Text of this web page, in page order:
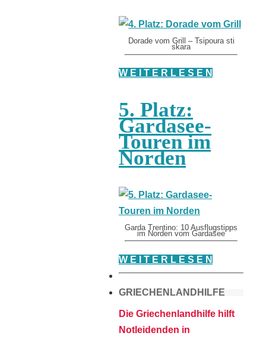
Dorade vom Grill – Tsipoura sti
skara
W E I T E R L E S E N
5. Platz:
Gardasee-
Touren im
Norden
Garda Trentino: 10 Ausflugstipps
im Norden vom Gardasee
W E I T E R L E S E N
GRIECHENLANDHILFE
Die Griechenlandhilfe hilft
Notleidenden in